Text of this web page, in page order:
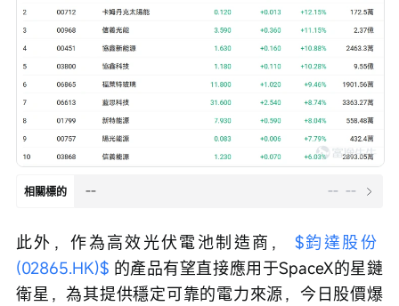
相關標的 -- -- --
此外，作為高效光伏電池制造商， $鈞達股份
(02865.HK)$ 的產品有望直接應用于SpaceX的星鏈
衛星，為其提供穩定可靠的電力來源，今日股價爆